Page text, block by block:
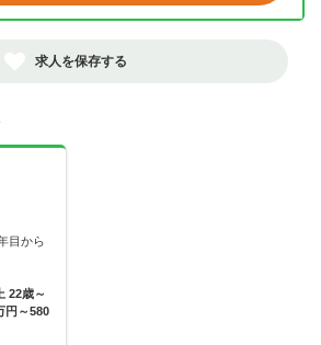
求人を保存する
目から
22歳～
円～580